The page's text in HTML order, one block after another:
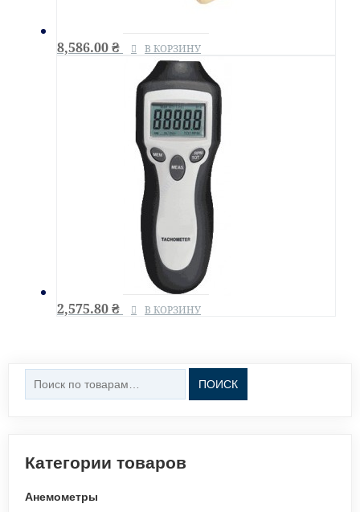
8,586.00₴ В КОРЗИНУ
2,575.80₴ В КОРЗИНУ
Искать:
ПОИСК
Категории товаров
Анемометры